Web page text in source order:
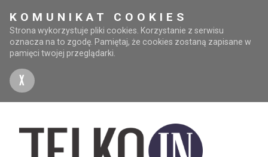
KOMUNIKAT COOKIES
Strona wykorzystuje pliki cookies. Korzystanie z serwisu
oznacza na to zgodę. Pamiętaj, że cookies zostaną zapisane w
pamięci twojej przeglądarki.
X